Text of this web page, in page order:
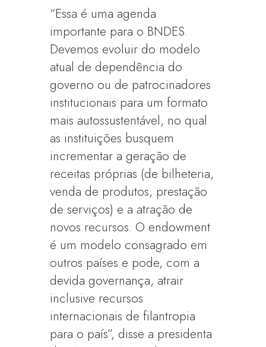
“Essa é uma agenda
importante para o BNDES.
Devemos evoluir do modelo
atual de dependência do
governo ou de patrocinadores
institucionais para um formato
mais autossustentável, no qual
as instituições busquem
incrementar a geração de
receitas próprias (de bilheteria,
venda de produtos, prestação
de serviços) e a atração de
novos recursos. O endowment
é um modelo consagrado em
outros países e pode, com a
devida governança, atrair
inclusive recursos
internacionais de filantropia
para o país”, disse a presidenta